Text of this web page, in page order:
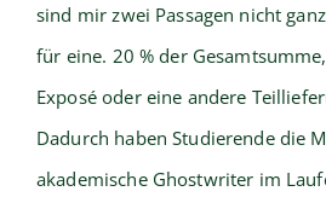
sind mir zwei Passagen nicht
für eine. 20 % der
Exposé oder eine andere
Dadurch haben Studierende die
akademische Ghostwriter im